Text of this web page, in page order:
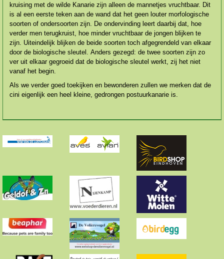
kruising met de wilde Kanarie zijn alleen de mannetjes vruchtbaar. Dit
is al een eerste teken aan de wand dat het geen louter morfologische
soorten of ondersoorten zijn. De ondervinding leert daarbij dat, hoe
verder men terugkruist, hoe minder vruchtbaar de jongen blijken te
zijn. Uiteindelijk blijken de beide soorten toch afgegrendeld van elkaar
door de biologische sleutel. Anders gezegd: de twee soorten zijn zo
ver uit elkaar gegroeid dat de biologische sleutel werkt, zij het niet
vanaf het begin.
Als we verder goed toekijken en bewonderen zullen we merken dat de
cini eigenlijk een heel kleine, gedrongen postuurkanarie is.